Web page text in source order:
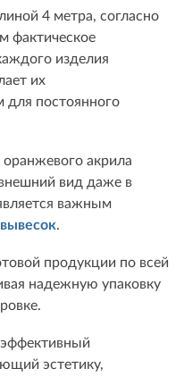
4 метра, согласно
фактическое
изделия
их
постоянного
оранжевого акрила
вид даже в
важным
.
продукции по всей
надежную упаковку
эстетику,